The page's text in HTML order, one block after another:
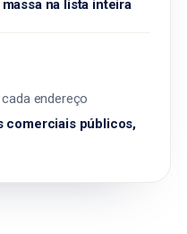
na lista inteira
endereço
comerciais públicos,